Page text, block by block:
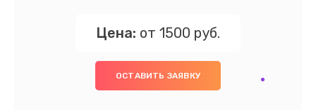
Цена: от 1500 руб.
ОСТАВИТЬ ЗАЯВКУ